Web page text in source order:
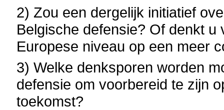
2) Zou een dergelijk initiatief
Belgische defensie? Of denkt
Europese niveau op een meer
3) Welke denksporen worden
defensie om voorbereid te zijn
toekomst?